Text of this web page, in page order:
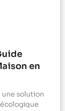
en
une solution